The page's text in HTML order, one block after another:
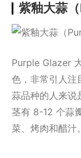
紫釉大蒜
Purple Glazer
色，非常引人注
蒜品种的人来说
茎有 8-12 个蒜
菜、烤肉和醋汁。